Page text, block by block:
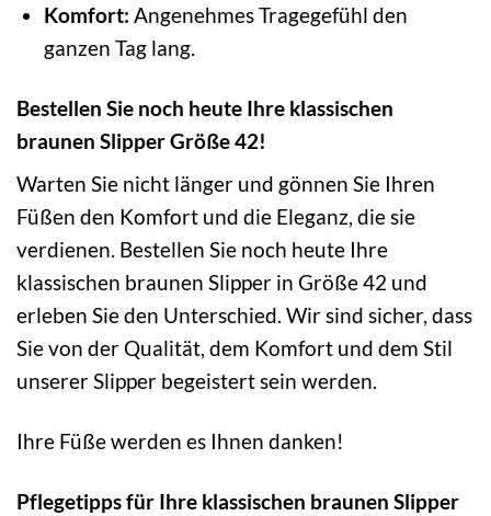
Komfort: Angenehmes Tragegefühl den
ganzen Tag lang.
Bestellen Sie noch heute Ihre klassischen
braunen Slipper Größe 42!
Warten Sie nicht länger und gönnen Sie Ihren
Füßen den Komfort und die Eleganz, die sie
verdienen. Bestellen Sie noch heute Ihre
klassischen braunen Slipper in Größe 42 und
erleben Sie den Unterschied. Wir sind sicher, dass
Sie von der Qualität, dem Komfort und dem Stil
unserer Slipper begeistert sein werden.
Ihre Füße werden es Ihnen danken!
Pflegetipps für Ihre klassischen braunen Slipper